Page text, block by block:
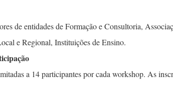
de entidades de Formação e Consultoria,
e Regional, Instituições de Ensino.
a 14 participantes por cada workshop. As